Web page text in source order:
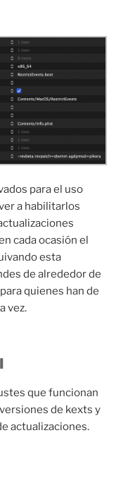
para el uso
a habilitarlos
cada ocasión el
esta
de alrededor de
quienes han de
vez.
que funcionan
de kexts y
actualizaciones.